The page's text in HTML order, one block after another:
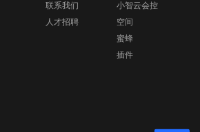
联系我们
人才招聘
小智云会控
空间
蜜蜂
插件